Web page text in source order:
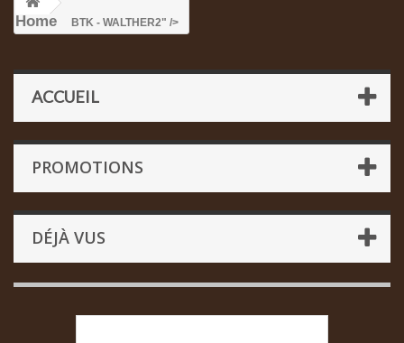
Home BTK - WALTHER2" />
ACCUEIL
PROMOTIONS
DÉJÀ VUS